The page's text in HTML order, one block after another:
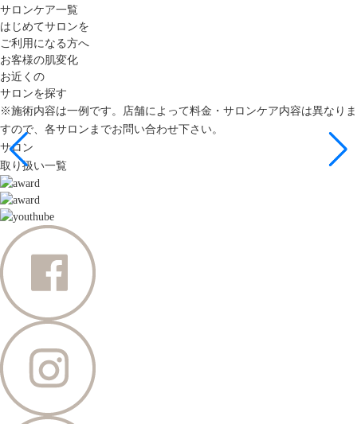
サロンケア一覧
はじめてサロンを
ご利用になる方へ
お客様の肌変化
お近くの
サロンを探す
※施術内容は一例です。店舗によって料金・サロンケア内容は異なりま
すので、各サロンまでお問い合わせ下さい。
サロン
取り扱い一覧